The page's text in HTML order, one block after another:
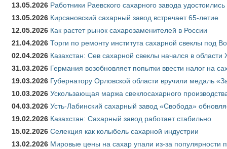
13.05.2026 Работники Раевского сахарного завода удостоились
13.05.2026 Кирсановский сахарный завод встречает 65-летие
12.05.2026 Как растет рынок сахарозаменителей в России
21.04.2026 Торги по ремонту института сахарной свеклы под
02.04.2026 Казахстан: Сев сахарной свеклы начался в области
31.03.2026 Германия возобновляет попытки ввести налог на
19.03.2026 Губернатору Орловской области вручили медаль
10.03.2026 Ускользающая маржа свеклосахарного
04.03.2026 Усть-Лабинский сахарный завод «Свобода»
19.02.2026 Казахстан: Сахарный завод работает стабильно
15.02.2026 Селекция как колыбель сахарной индустрии
13.02.2026 Мировые цены на сахар упали из-за популярности